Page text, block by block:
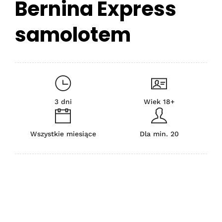
Bernina Express
samolotem
3 dni Wiek 18+
Wszystkie miesiące Dla min. 20